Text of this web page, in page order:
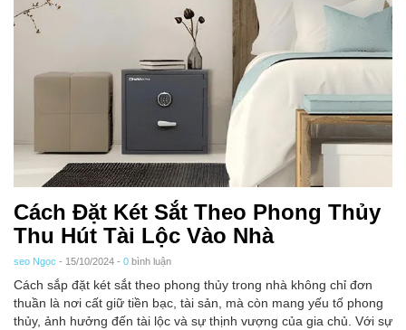
Cách Đặt Két Sắt Theo Phong Thủy
Thu Hút Tài Lộc Vào Nhà
seo Ngọc - 15/10/2024 - 0 bình luận
Cách sắp đặt két sắt theo phong thủy trong nhà không chỉ đơn
thuần là nơi cất giữ tiền bạc, tài sản, mà còn mang yếu tố phong
thủy, ảnh hưởng đến tài lộc và sự thịnh vượng của gia chủ. Với sự